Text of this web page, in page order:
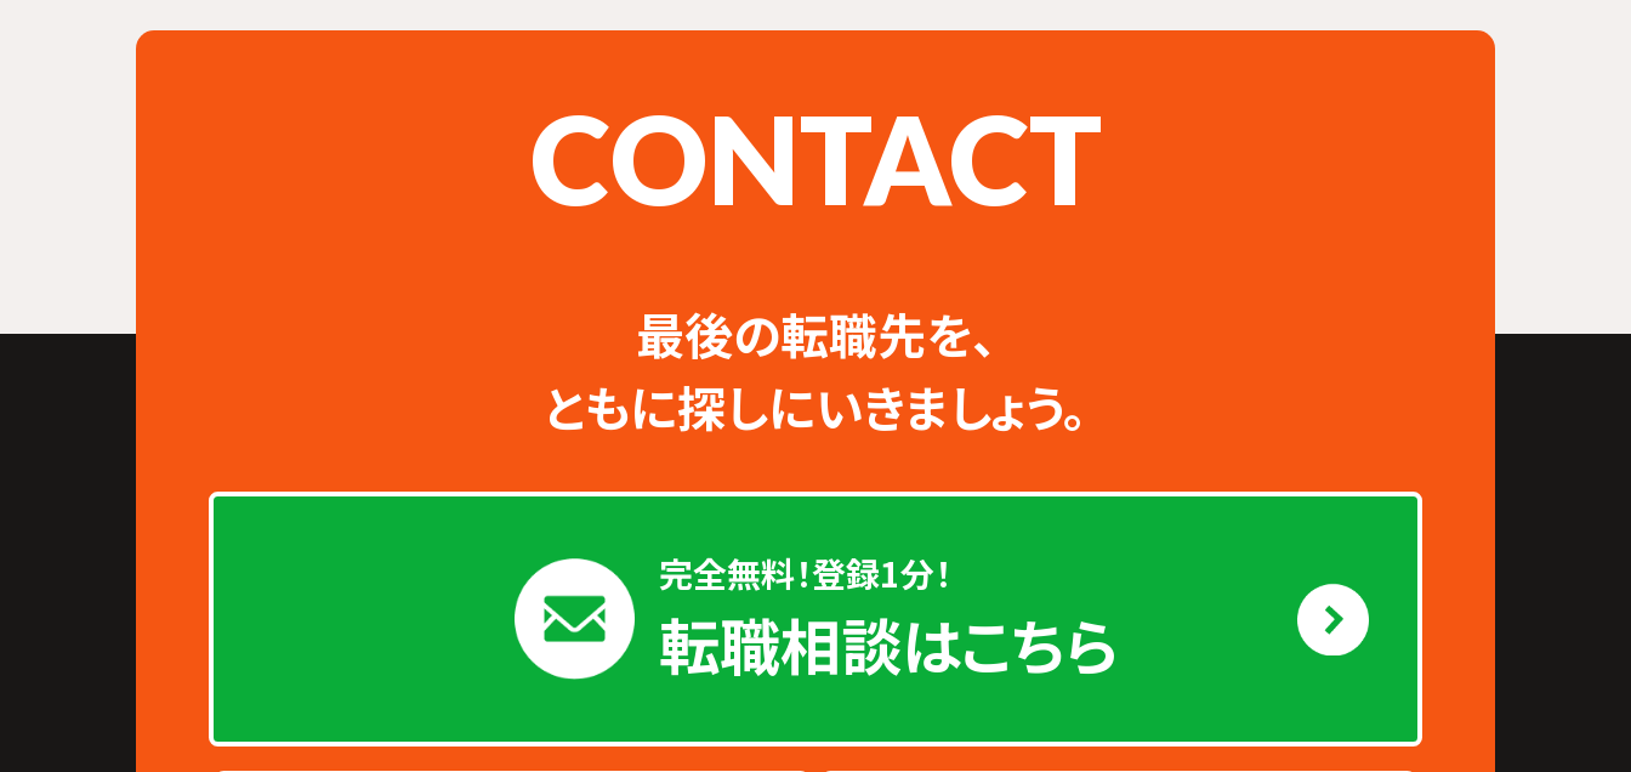
CONTACT
最後の転職先を、
ともに探しにいきましょう。
完全無料！登録1分！
転職相談はこちら